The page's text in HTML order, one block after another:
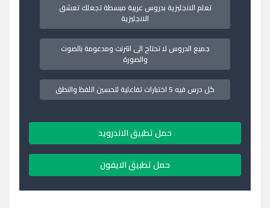
تعلم الانجليزية بدروس عربية مبسطة تجعلك تعشق
الانجليزية
جميع الدروس لا تحتاج الى انترنت ومدعومة بالصوت
والصورة
كل درس فيه 5 اختبارات تفاعلية لتحسين اللفظ والنطق
حمل تطبيق الاندرويد
حمل تطبيق الايفون